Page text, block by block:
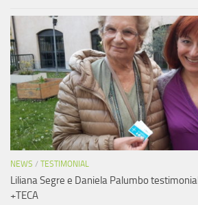
NEWS / TESTIMONIAL
Liliana Segre e Daniela Palumbo
+TECA